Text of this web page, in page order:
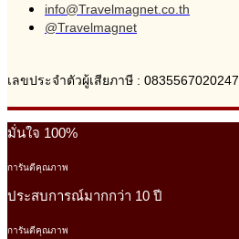
info@Travelmagnet.co.th
@Travelmagnet
เลขประจำตัวผู้เสียภาษี : 0835567020247
มั่นใจ 100%
การันตีคุณภาพ
ประสบการณ์มากกว่า 10 ปี
การันตีคุณภาพ